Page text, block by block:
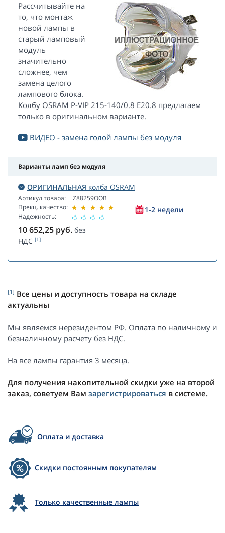
Рассчитывайте на
то, что монтаж
новой лампы в
старый ламповый
модуль
значительно
сложнее, чем
замена целого
лампового блока.
Колбу OSRAM P-VIP 215-140/0.8 E20.8 предлагаем
только в оригинальном варианте.
ВИДЕО - замена голой лампы без модуля
Варианты ламп без модуля
ОРИГИНАЛЬНАЯ колба OSRAM
Артикул товара:
Прекц. качество:
Надежность:
Z88259OOB
1-2 недели
10 652,25 руб. без
НДС [1]
[1] Все цены и доступность товара на складе
актуальны
Мы являемся нерезидентом РФ. Оплата по наличному и
безналичному расчету без НДС.
На все лампы гарантия 3 месяца.
Для получения накопительной скидки уже на второй
заказ, советуем Вам зарегистрироваться в системе.
Оплата и доставка
Скидки постоянным покупателям
Только качественные лампы